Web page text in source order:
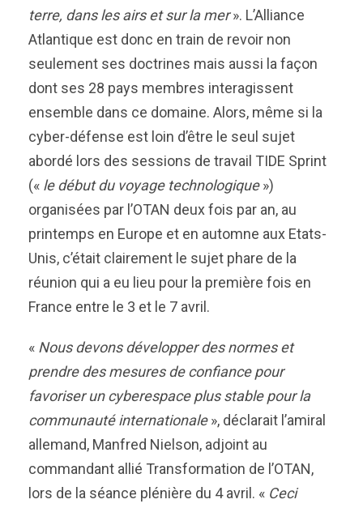
terre, dans les airs et sur la mer». L’Alliance
Atlantique est donc en train de revoir non
seulement ses doctrines mais aussi la façon
dont ses 28 pays membres interagissent
ensemble dans ce domaine. Alors, même si la
cyber-défense est loin d’être le seul sujet
abordé lors des sessions de travail TIDE Sprint
(« le début du voyage technologique»)
organisées par l’OTAN deux fois par an, au
printemps en Europe et en automne aux Etats-
Unis, c’était clairement le sujet phare de la
réunion qui a eu lieu pour la première fois en
France entre le 3 et le 7 avril.
« Nous devons développer des normes et
prendre des mesures de confiance pour
favoriser un cyberespace plus stable pour la
communauté internationale», déclarait l’amiral
allemand, Manfred Nielson, adjoint au
commandant allié Transformation de l’OTAN,
lors de la séance plénière du 4 avril. « Ceci